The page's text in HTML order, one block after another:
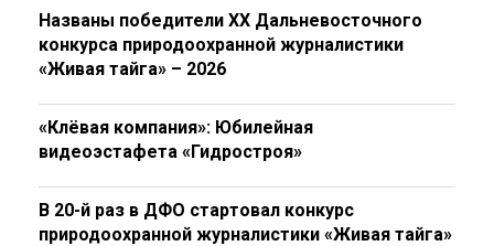
Названы победители XX Дальневосточного
конкурса природоохранной журналистики
«Живая тайга» – 2026
«Клёвая компания»: Юбилейная
видеоэстафета «Гидростроя»
В 20-й раз в ДФО стартовал конкурс
природоохранной журналистики «Живая тайга»